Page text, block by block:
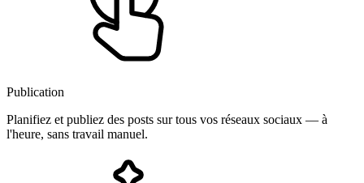
Publication
Planifiez et publiez des posts sur tous vos réseaux sociaux — à
l'heure, sans travail manuel.